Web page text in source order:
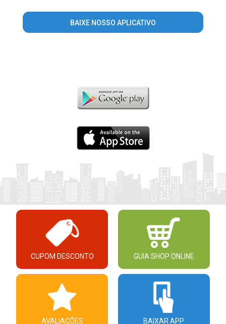
BAIXE NOSSO APLICATIVO
CUPOM DESCONTO GUIA SHOP ONLINE
AVALIAÇÕES BAIXAR APP